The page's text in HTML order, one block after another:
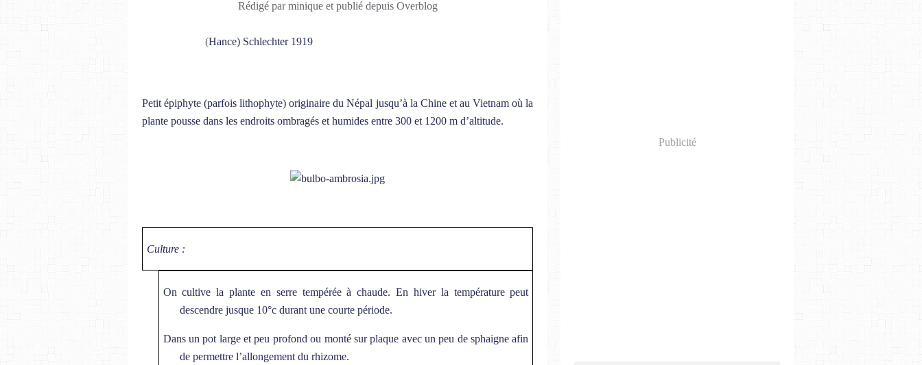
Rédigé par minique et publié depuis Overblog
(Hance) Schlechter 1919
Petit épiphyte (parfois lithophyte) originaire du Népal jusqu’à la Chine et au Vietnam où la
plante pousse dans les endroits ombragés et humides entre 300 et 1200 m d’altitude.
Culture :
On cultive la plante en serre tempérée à chaude. En hiver la température peut
descendre jusque 10°c durant une courte période.
Dans un pot large et peu profond ou monté sur plaque avec un peu de sphaigne afin
de permettre l’allongement du rhizome.
Publicité